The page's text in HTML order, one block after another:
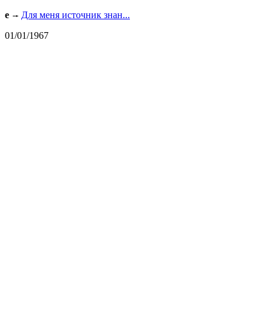
e
Для меня источник знан...
01/01/1967